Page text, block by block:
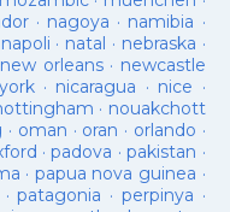
· nagoya · namibia ·
napoli · natal · nebraska ·
new orleans· newcastle
· nicaragua · nice ·
· nouakchott
· oman · oran · orlando ·
·padova ·pakistan ·
· papua nova guinea ·
patagonia · perpinya ·